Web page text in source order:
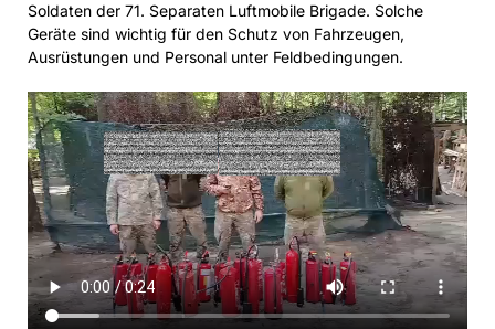
Soldaten der 71. Separaten Luftmobile Brigade. Solche
Geräte sind wichtig für den Schutz von Fahrzeugen,
Ausrüstungen und Personal unter Feldbedingungen.